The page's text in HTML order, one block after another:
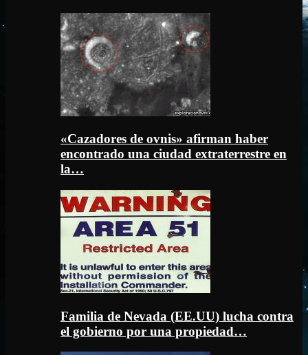
«Cazadores de ovnis» afirman haber
encontrado una ciudad extraterrestre en
la…
Familia de Nevada (EE.UU) lucha contra
el gobierno por una propiedad…